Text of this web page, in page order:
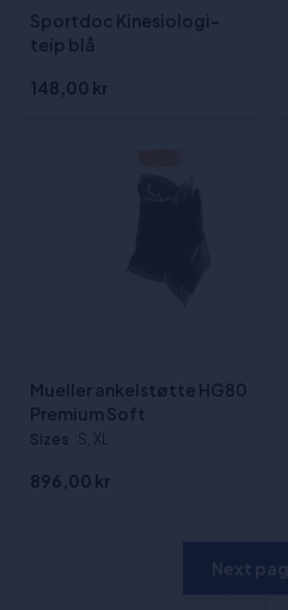
Sportdoc Kinesiologi-
teip blå
148,00 kr
Mueller ankelstøtte HG80
Premium Soft
Sizes :S, XL
896,00 kr